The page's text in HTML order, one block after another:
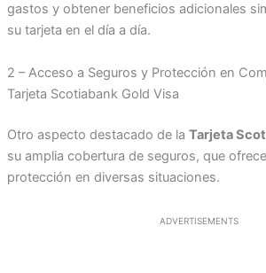
gastos y obtener beneficios adicionales
su tarjeta en el día a día.
2 – Acceso a Seguros y Protección en
Tarjeta Scotiabank Gold Visa
Otro aspecto destacado de la Tarjeta
su amplia cobertura de seguros, que
protección en diversas situaciones.
ADVERTISEMENTS